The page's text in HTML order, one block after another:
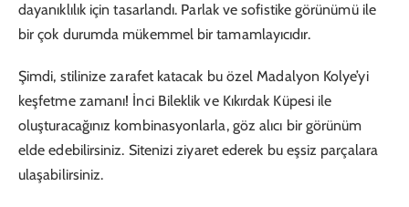
dayanıklılık için tasarlandı. Parlak ve sofistike görünümü ile
bir çok durumda mükemmel bir tamamlayıcıdır.
Şimdi, stilinize zarafet katacak bu özel Madalyon Kolye’yi
keşfetme zamanı! İnci Bileklik ve Kıkırdak Küpesi ile
oluşturacağınız kombinasyonlarla, göz alıcı bir görünüm
elde edebilirsiniz. Sitenizi ziyaret ederek bu eşsiz parçalara
ulaşabilirsiniz.